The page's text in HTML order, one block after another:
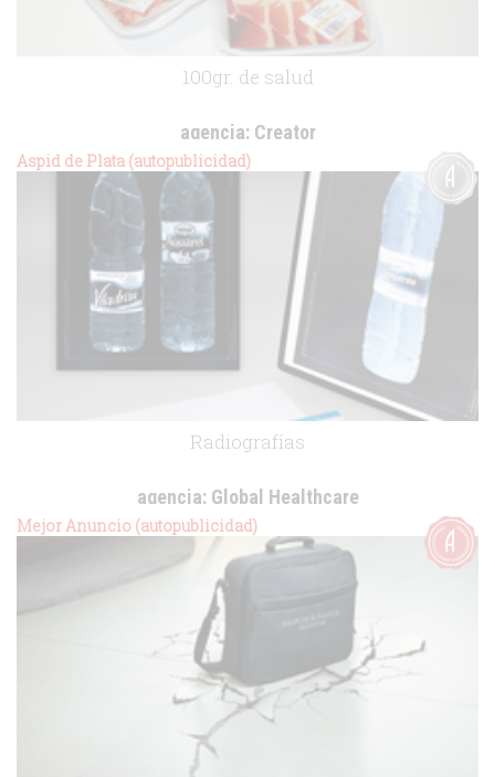
100gr. de salud
agencia:Creator
cliente:
Aspid de Plata (autopublicidad)
Radiografías
agencia:Global Healthcare
cliente:
Mejor Anuncio (autopublicidad)